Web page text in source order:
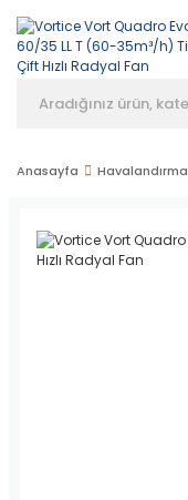
Anasayfa Havalandırma